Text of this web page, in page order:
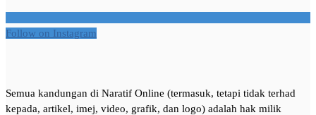
Follow on Instagram
Semua kandungan di Naratif Online (termasuk, tetapi tidak terhad
kepada, artikel, imej, video, grafik, dan logo) adalah hak milik